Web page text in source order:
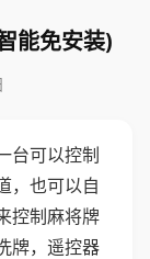
能免安装)
台可以控制
，也可以自
控制麻将牌
牌，遥控器